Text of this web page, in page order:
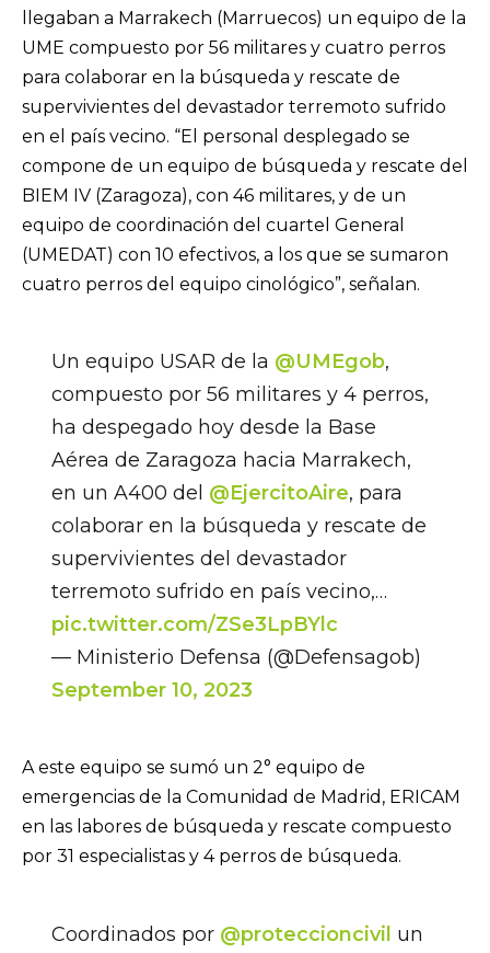
llegaban a Marrakech (Marruecos) un equipo de la
UME compuesto por 56 militares y cuatro perros
para colaborar en la búsqueda y rescate de
supervivientes del devastador terremoto sufrido
en el país vecino. “El personal desplegado se
compone de un equipo de búsqueda y rescate del
BIEM IV (Zaragoza), con 46 militares, y de un
equipo de coordinación del cuartel General
(UMEDAT) con 10 efectivos, a los que se sumaron
cuatro perros del equipo cinológico”, señalan.
Un equipo USAR de la @UMEgob,
compuesto por 56 militares y 4 perros,
ha despegado hoy desde la Base
Aérea de Zaragoza hacia Marrakech,
en un A400 del @EjercitoAire, para
colaborar en la búsqueda y rescate de
supervivientes del devastador
terremoto sufrido en país vecino,…
pic.twitter.com/ZSe3LpBYlc
— Ministerio Defensa (@Defensagob)
September 10, 2023
A este equipo se sumó un 2° equipo de
emergencias de la Comunidad de Madrid, ERICAM
en las labores de búsqueda y rescate compuesto
por 31 especialistas y 4 perros de búsqueda.
Coordinados por @proteccioncivil un